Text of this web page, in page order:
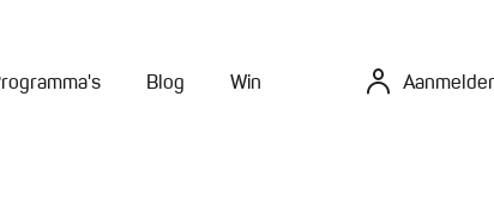
Blog Win